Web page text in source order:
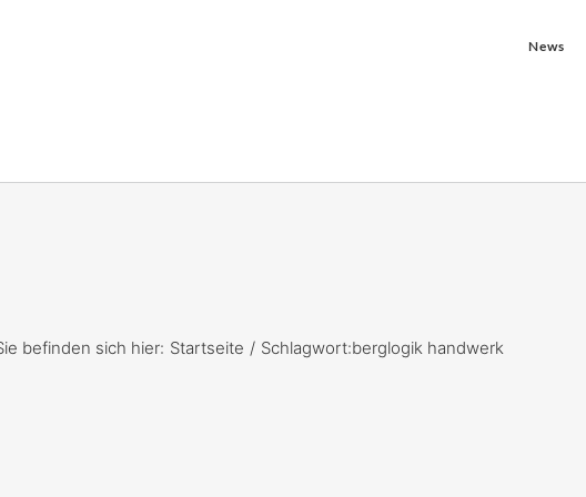
News
befinden sich hier: Startseite Schlagwort:berglogik handwerk